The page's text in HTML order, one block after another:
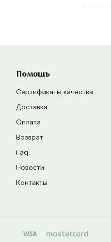
Помощь
Сертификаты качества
Доставка
Оплата
Возврат
Faq
Новости
Контакты